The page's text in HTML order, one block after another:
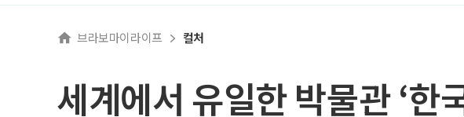
브라보마이라이프 컬처
세계에서 유일한 박물관 ‘한